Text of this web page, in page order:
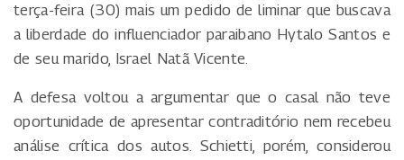
terça-feira (30) mais um pedido de liminar que buscava
a liberdade do influenciador paraibano Hytalo Santos e
de seu marido, Israel Natã Vicente.
A defesa voltou a argumentar que o casal não teve
oportunidade de apresentar contraditório nem recebeu
análise crítica dos autos. Schietti, porém, considerou